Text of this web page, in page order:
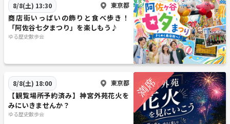
8/8(土) 13:30 東京都
商店街いっぱいの飾りと食べ歩き！
「阿佐谷七夕まつり」を楽しもう♪
ゆる歴史散歩会
8/8(土) 18:00 東京都
【観覧場所予約済み】神宮外苑花火を
みにいきませんか？
ゆる歴史散歩会